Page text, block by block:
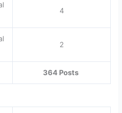
4
2
364 Posts